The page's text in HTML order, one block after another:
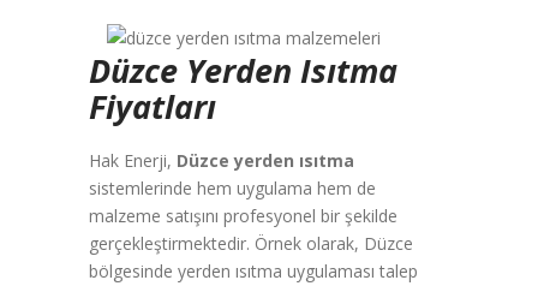
Düzce Yerden Isıtma
Fiyatları
Hak Enerji, Düzce yerden ısıtma
sistemlerinde hem uygulama hem de
malzeme satışını profesyonel bir şekilde
gerçekleştirmektedir. Örnek olarak, Düzce
bölgesinde yerden ısıtma uygulaması talep